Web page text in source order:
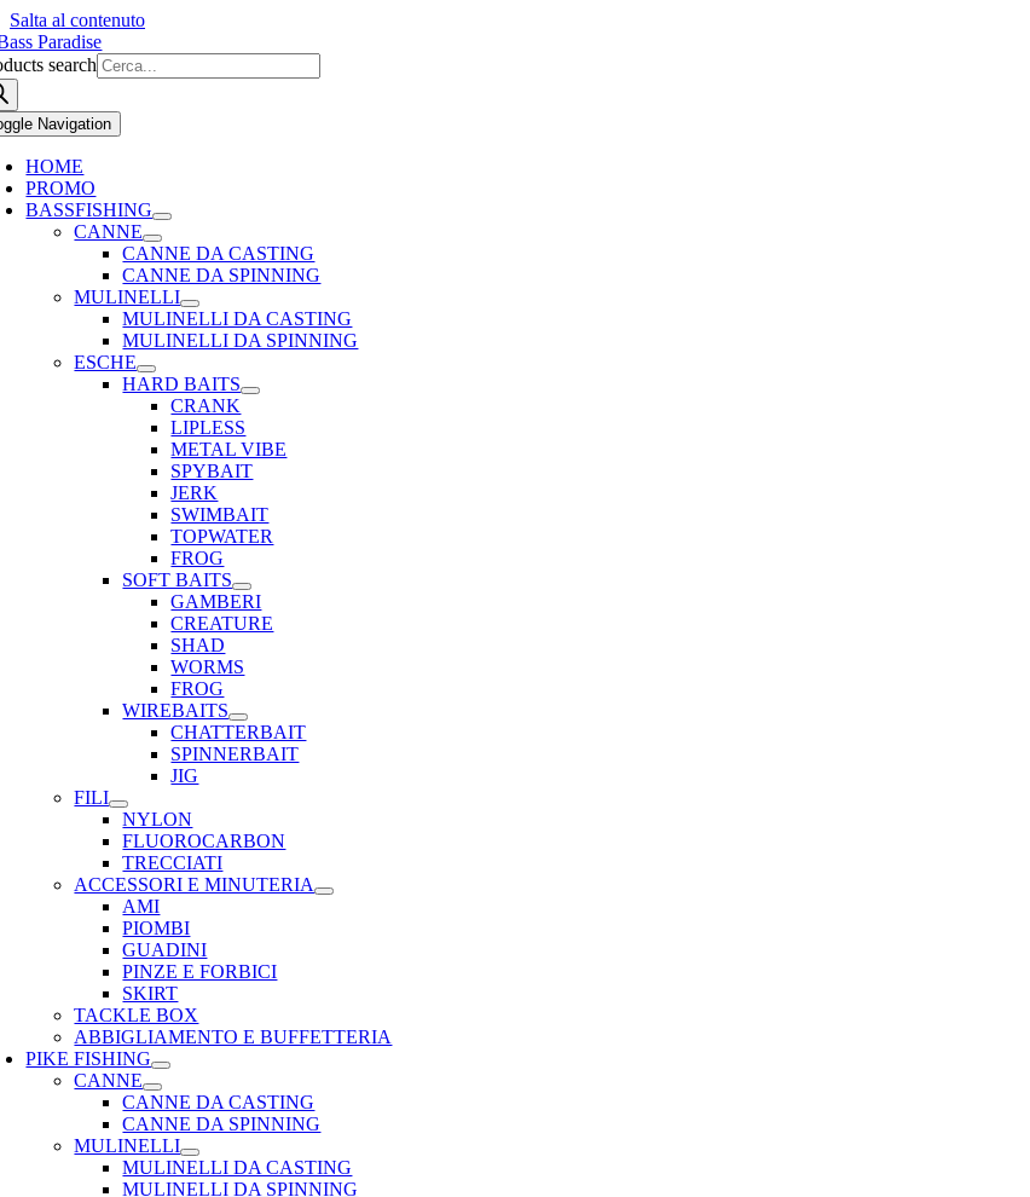
Salta al contenuto
search
Navigation
HOME
PROMO
BASSFISHING
CANNE
CANNE DA CASTING
CANNE DA SPINNING
MULINELLI
MULINELLI DA CASTING
MULINELLI DA SPINNING
ESCHE
HARD BAITS
CRANK
LIPLESS
METAL VIBE
SPYBAIT
JERK
SWIMBAIT
TOPWATER
FROG
SOFT BAITS
GAMBERI
CREATURE
SHAD
WORMS
FROG
WIREBAITS
CHATTERBAIT
SPINNERBAIT
JIG
FILI
NYLON
FLUOROCARBON
TRECCIATI
ACCESSORI E MINUTERIA
AMI
PIOMBI
GUADINI
PINZE E FORBICI
SKIRT
TACKLE BOX
ABBIGLIAMENTO E BUFFETTERIA
PIKE FISHING
CANNE
CANNE DA CASTING
CANNE DA SPINNING
MULINELLI
MULINELLI DA CASTING
MULINELLI DA SPINNING